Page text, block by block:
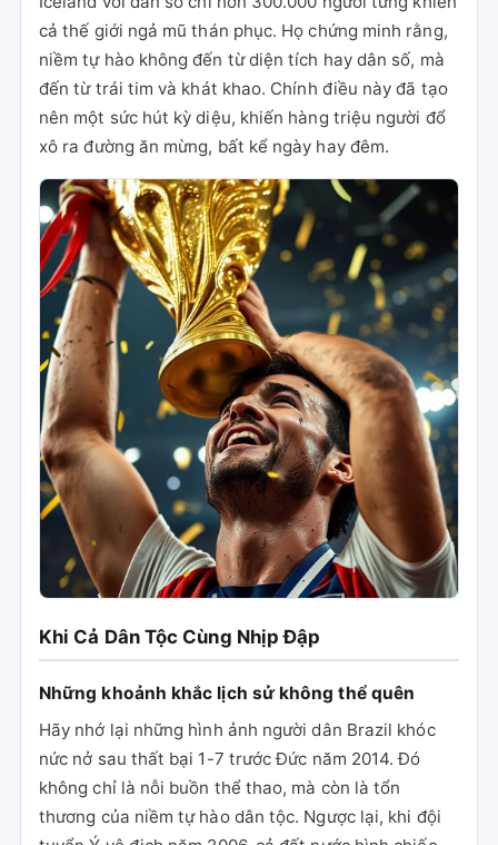
cả thế giới ngả mũ thán phục. Họ chứng minh rằng,
niềm tự hào không đến từ diện tích hay dân số, mà
đến từ trái tim và khát khao. Chính điều này đã tạo
nên một sức hút kỳ diệu, khiến hàng triệu người đổ
xô ra đường ăn mừng, bất kể ngày hay đêm.
Khi Cả Dân Tộc Cùng Nhịp Đập
Những khoảnh khắc lịch sử không thể quên
Hãy nhớ lại những hình ảnh người dân Brazil khóc
nức nở sau thất bại 1-7 trước Đức năm 2014. Đó
không chỉ là nỗi buồn thể thao, mà còn là tổn
thương của niềm tự hào dân tộc. Ngược lại, khi đội